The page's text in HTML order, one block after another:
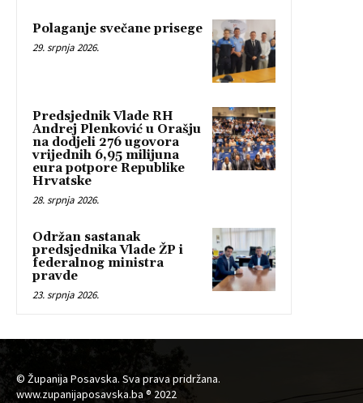
Polaganje svečane prisege
29. srpnja 2026.
Predsjednik Vlade RH
Andrej Plenković u Orašju
na dodjeli 276 ugovora
vrijednih 6,95 milijuna
eura potpore Republike
Hrvatske
28. srpnja 2026.
Održan sastanak
predsjednika Vlade ŽP i
federalnog ministra
pravde
23. srpnja 2026.
© Županija Posavska. Sva prava pridržana.
www.zupanijaposavska.ba ® 2022